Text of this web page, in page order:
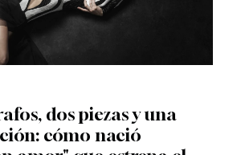
dos piezas y una
cómo nació